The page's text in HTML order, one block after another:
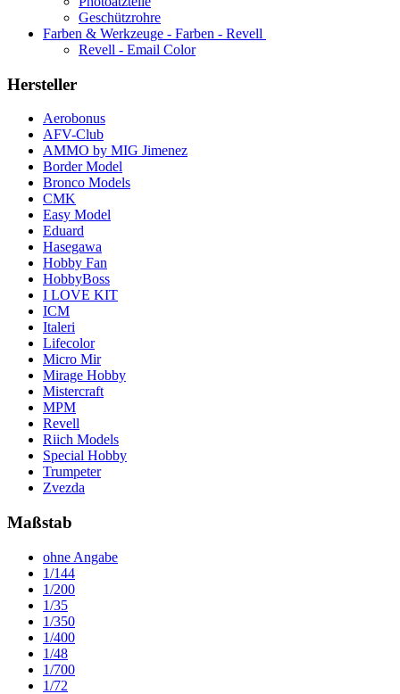
Geschützrohre
Farben & Werkzeuge - Farben - Revell
Revell - Email Color
Hersteller
Aerobonus
AFV-Club
AMMO by MIG Jimenez
Border Model
Bronco Models
CMK
Easy Model
Eduard
Hasegawa
Hobby Fan
HobbyBoss
I LOVE KIT
ICM
Italeri
Lifecolor
Micro Mir
Mirage Hobby
Mistercraft
MPM
Revell
Riich Models
Special Hobby
Trumpeter
Zvezda
Maßstab
ohne Angabe
1/144
1/200
1/35
1/350
1/400
1/48
1/700
1/72